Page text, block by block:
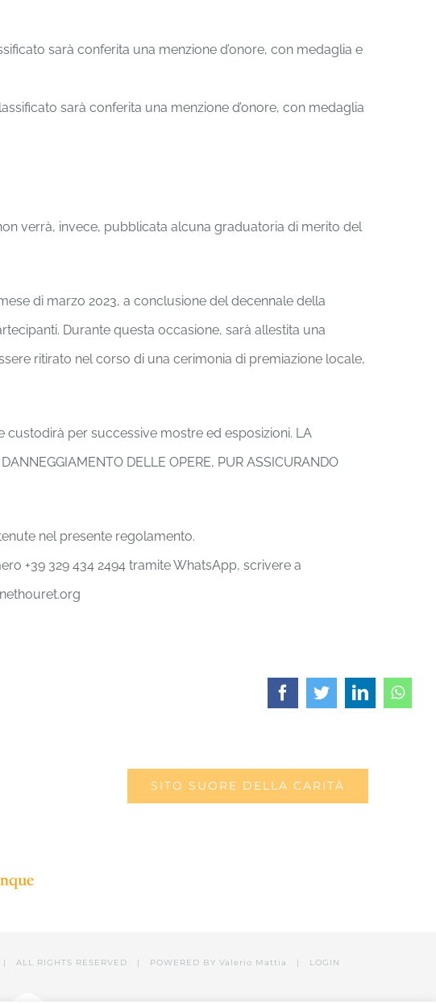
sarà conferita una menzione d’onore, con medaglia e
sarà conferita una menzione d’onore, con medaglia
verrà, invece, pubblicata alcuna graduatoria di merito del
di marzo 2023, a conclusione del decennale della
Durante questa occasione, sarà allestita una
ritirato nel corso di una cerimonia di premiazione locale,
per successive mostre ed esposizioni. LA
DELLE OPERE, PUR ASSICURANDO
nel presente regolamento.
+39 329 434 2494 tramite WhatsApp, scrivere a
FacebookTwitterLinkedIn
SITO SUORE DELLA CARITÀ
ALL RIGHTS RESERVED | POWERED BY Valerio Mattia | LOGIN